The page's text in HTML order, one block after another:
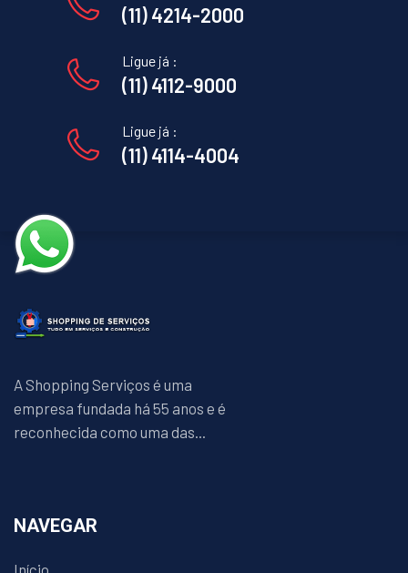
(11) 4214-2000
Ligue já :
(11) 4112-9000
Ligue já :
(11) 4114-4004
A Shopping Serviços é uma
empresa fundada há 55 anos e é
reconhecida como uma das...
NAVEGAR
Início